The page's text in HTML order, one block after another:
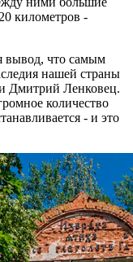
километров -
вывод, что самым
нашей страны
Дмитрий Ленковец.
количество
- и это